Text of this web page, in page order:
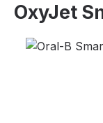
OxyJet
Bildergalerie